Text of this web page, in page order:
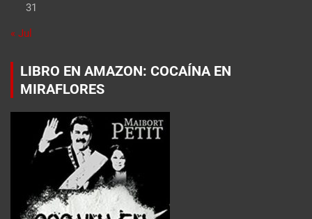
31
« Jul
LIBRO EN AMAZON: COCAÍNA EN
MIRAFLORES